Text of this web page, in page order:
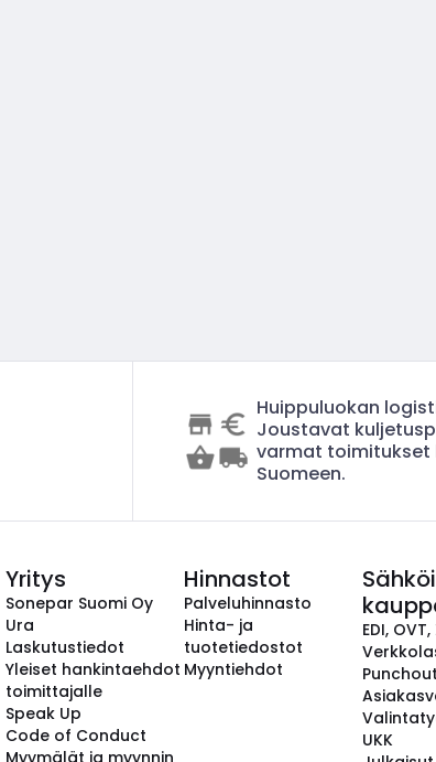
Huippuluokan
Joustavat
varmat toimitukset
Suomeen.
Yritys
Sonepar Suomi Oy
Ura
Laskutustiedot
Yleiset hankintaehdot
toimittajalle
Speak Up
Code of Conduct
Myymälät ja myynnin
Hinnastot
Palveluhinnasto
Hinta- ja
tuotetiedostot
Myyntiehdot
EDI, OVT,
Punchout
UKK